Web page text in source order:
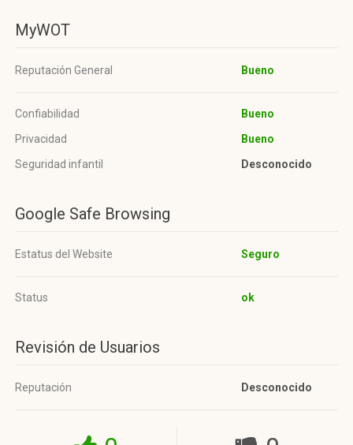
MyWOT
Reputación General Bueno
Confiabilidad
Bueno
Privacidad
Bueno
Seguridad infantil
Desconocido
Google Safe Browsing
Estatus del Website Seguro
Status ok
Revisión de Usuarios
Reputación Desconocido